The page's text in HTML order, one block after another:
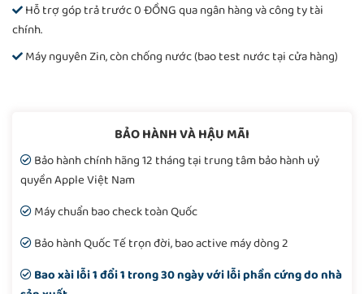
Hỗ trợ góp trả trước 0 ĐỒNG qua ngân hàng và công ty tài
chính.
Máy nguyên Zin, còn chống nước (bao test nước tại cửa hàng)
BẢO HÀNH VÀ HẬU MÃI
Bảo hành chính hãng 12 tháng tại trung tâm bảo hành uỷ
quyền Apple Việt Nam
Máy chuẩn bao check toàn Quốc
Bảo hành Quốc Tế trọn đời, bao active máy dòng 2
Bao xài lỗi 1 đổi 1 trong 30 ngày với lỗi phần cứng do nhà